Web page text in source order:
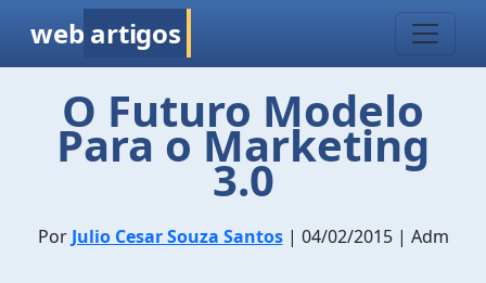
web artigos
O Futuro Modelo
Para o Marketing
3.0
Por Julio Cesar Souza Santos| 04/02/2015 | Adm